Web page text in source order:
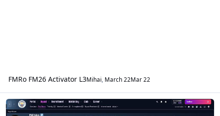
FMRo FM26 Activator L3Mihai, March 22Mar 22
FM 2026 Jucători şi tactici